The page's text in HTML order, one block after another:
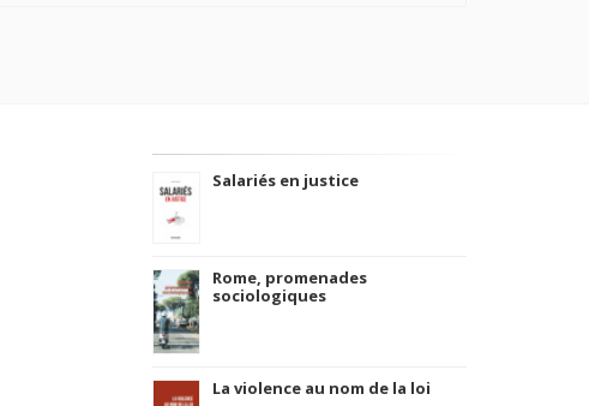
Salariés en justice
Rome, promenades
sociologiques
La violence au nom de la loi